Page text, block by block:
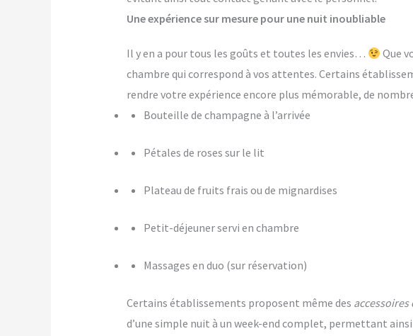
Une expérience sur mesure pour une nuit inoubliable
Il y en a pour tous les goûts et toutes les envies…
Que
chambre qui correspond à vos attentes. Certains
rendre votre expérience encore plus mémorable, de
Bouteille de champagne à l’arrivée
Pétales de roses sur le lit
Plateau de fruits frais ou de mignardises
Petit-déjeuner servi en chambre
Massages en duo (sur réservation)
Certains établissements proposent même des accessoires
d’une simple nuit à un week-end complet, permettant